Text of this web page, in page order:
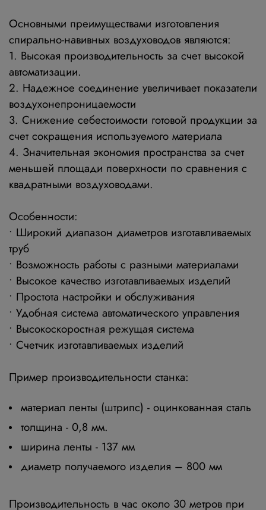
Основными преимуществами изготовления
спирально-навивных воздуховодов являются:
1. Высокая производительность за счет высокой
автоматизации.
2. Надежное соединение увеличивает показатели
воздухонепроницаемости
3. Снижение себестоимости готовой продукции за
счет сокращения используемого материала
4. Значительная экономия пространства за счет
меньшей площади поверхности по сравнения с
квадратными воздуховодами.
Особенности:
• Широкий диапазон диаметров изготавливаемых
труб
• Возможность работы с разными материалами
• Высокое качество изготавливаемых изделий
• Простота настройки и обслуживания
• Удобная система автоматического управления
• Высокоскоростная режущая система
• Счетчик изготавливаемых изделий
Пример производительности станка:
материал ленты (штрипс) - оцинкованная сталь
толщина - 0,8 мм.
ширина ленты - 137 мм
диаметр получаемого изделия – 800 мм
Производительность в час около 30 метров при